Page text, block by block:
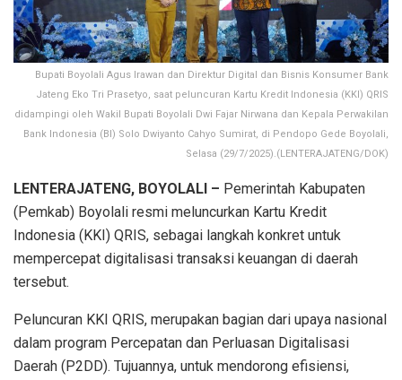
Bupati Boyolali Agus Irawan dan Direktur Digital dan Bisnis Konsumer Bank
Jateng Eko Tri Prasetyo, saat peluncuran Kartu Kredit Indonesia (KKI) QRIS
didampingi oleh Wakil Bupati Boyolali Dwi Fajar Nirwana dan Kepala Perwakilan
Bank Indonesia (BI) Solo Dwiyanto Cahyo Sumirat, di Pendopo Gede Boyolali,
Selasa (29/7/2025).(LENTERAJATENG/DOK)
LENTERAJATENG, BOYOLALI – Pemerintah Kabupaten
(Pemkab) Boyolali resmi meluncurkan Kartu Kredit
Indonesia (KKI) QRIS, sebagai langkah konkret untuk
mempercepat digitalisasi transaksi keuangan di daerah
tersebut.
Peluncuran KKI QRIS, merupakan bagian dari upaya nasional
dalam program Percepatan dan Perluasan Digitalisasi
Daerah (P2DD). Tujuannya, untuk mendorong efisiensi,